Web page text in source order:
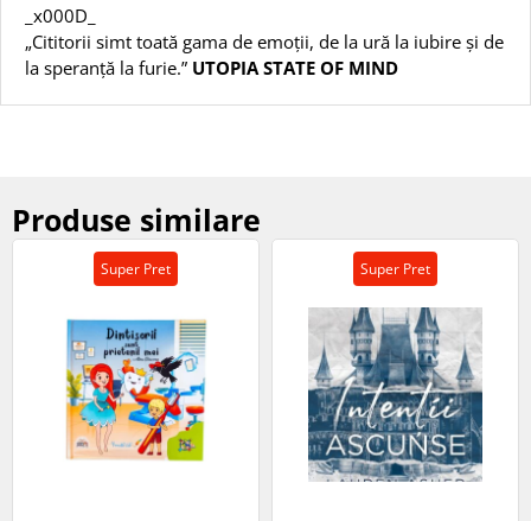
_x000D_
„Cititorii simt toată gama de emoții, de la ură la iubire și de
la speranță la furie.” UTOPIA STATE OF MIND
Produse similare
Super Pret Super Pret